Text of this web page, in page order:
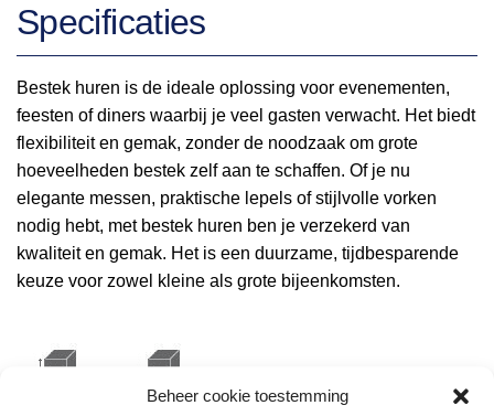
Beheer cookie toestemming
Specificaties
Bestek huren is de ideale oplossing voor evenementen,
feesten of diners waarbij je veel gasten verwacht. Het biedt
flexibiliteit en gemak, zonder de noodzaak om grote
hoeveelheden bestek zelf aan te schaffen. Of je nu
elegante messen, praktische lepels of stijlvolle vorken
nodig hebt, met bestek huren ben je verzekerd van
kwaliteit en gemak. Het is een duurzame, tijdbesparende
keuze voor zowel kleine als grote bijeenkomsten.